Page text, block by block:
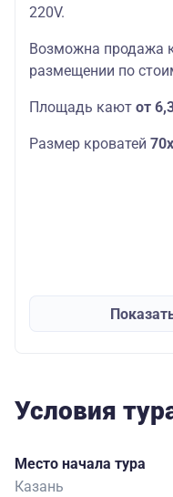
220V.
Возможна продажа
размещении по
Площадь кают от
Размер кроватей
Условия
Место начала тура
Казань